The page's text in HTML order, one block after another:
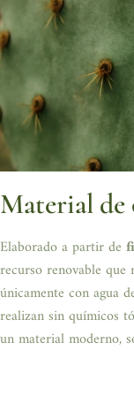
Cristobal Villegas -
perdurar.
Material de
Elaborado a partir de
recurso renovable que
únicamente con agua
realizan sin químicos
un material moderno,